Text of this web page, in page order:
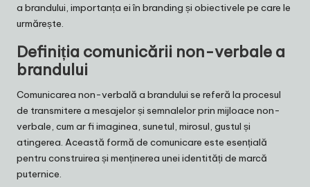
a brandului, importanța ei în branding și obiectivele pe care le
urmărește.
Definiția comunicării non-verbale a
brandului
Comunicarea non-verbală a brandului se referă la procesul
de transmitere a mesajelor și semnalelor prin mijloace non-
verbale, cum ar fi imaginea, sunetul, mirosul, gustul și
atingerea. Această formă de comunicare este esențială
pentru construirea și menținerea unei identități de marcă
puternice.